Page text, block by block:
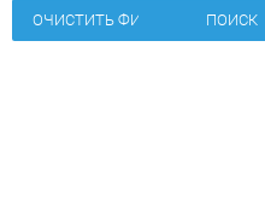
ОЧИСТИТЬ ФИЛЬТР ПОИСК